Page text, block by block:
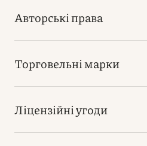
Авторські права
Торговельні марки
Ліцензійні угоди